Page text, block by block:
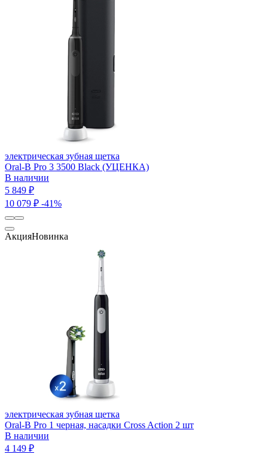
электрическая зубная щетка
Oral-B Pro 3 3500 Black (УЦЕНКА)
В наличии
5 849 ₽
10 079 ₽ -41%
АкцияНовинка
электрическая зубная щетка
Oral-B Pro 1 черная, насадки Cross Action 2 шт
В наличии
4 149 ₽